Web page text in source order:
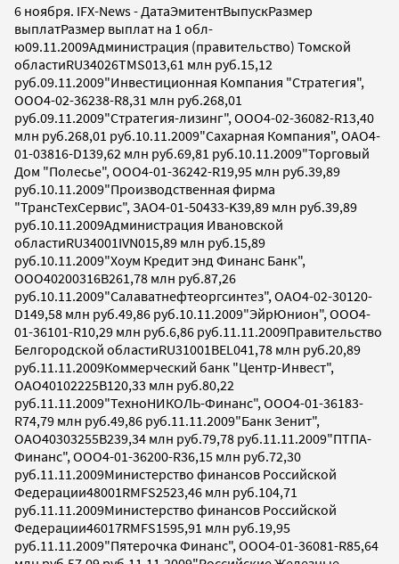
6 ноября. IFX-News - ДатаЭмитентВыпускРазмер
выплатРазмер выплат на 1 обл-
ю09.11.2009Администрация (правительство) Томской
областиRU34026TMS013,61 млн руб.15,12
руб.09.11.2009"Инвестиционная Компания "Стратегия",
ООО4-02-36238-R8,31 млн руб.268,01
руб.09.11.2009"Стратегия-лизинг", ООО4-02-36082-R13,40
млн руб.268,01 руб.10.11.2009"Сахарная Компания", ОАО4-
01-03816-D139,62 млн руб.69,81 руб.10.11.2009"Торговый
Дом "Полесье", ООО4-01-36242-R19,95 млн руб.39,89
руб.10.11.2009"Производственная фирма
"ТрансТехСервис", ЗАО4-01-50433-K39,89 млн руб.39,89
руб.10.11.2009Администрация Ивановской
областиRU34001IVN015,89 млн руб.15,89
руб.10.11.2009"Хоум Кредит энд Финанс Банк",
ООО40200316B261,78 млн руб.87,26
руб.10.11.2009"Салаватнефтеоргсинтез", ОАО4-02-30120-
D149,58 млн руб.49,86 руб.10.11.2009"ЭйрЮнион", ООО4-
01-36101-R10,29 млн руб.6,86 руб.11.11.2009Правительство
Белгородской областиRU31001BEL041,78 млн руб.20,89
руб.11.11.2009Коммерческий банк "Центр-Инвест",
ОАО40102225B120,33 млн руб.80,22
руб.11.11.2009"ТехноНИКОЛЬ-Финанс", ООО4-01-36183-
R74,79 млн руб.49,86 руб.11.11.2009"Банк Зенит",
ОАО40303255B239,34 млн руб.79,78 руб.11.11.2009"ПТПА-
Финанс", ООО4-01-36200-R36,15 млн руб.72,30
руб.11.11.2009Министерство финансов Российской
Федерации48001RMFS2523,46 млн руб.104,71
руб.11.11.2009Министерство финансов Российской
Федерации46017RMFS1595,91 млн руб.19,95
руб.11.11.2009"Пятерочка Финанс", ООО4-01-36081-R85,64